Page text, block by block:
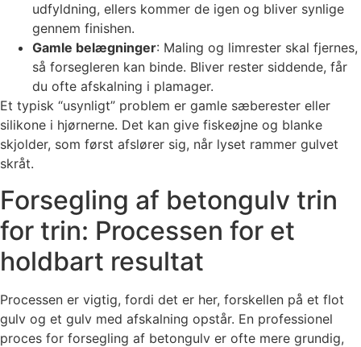
udfyldning, ellers kommer de igen og bliver synlige
gennem finishen.
Gamle belægninger: Maling og limrester skal fjernes,
så forsegleren kan binde. Bliver rester siddende, får
du ofte afskalning i plamager.
Et typisk “usynligt” problem er gamle sæberester eller
silikone i hjørnerne. Det kan give fiskeøjne og blanke
skjolder, som først afslører sig, når lyset rammer gulvet
skråt.
Forsegling af betongulv trin
for trin: Processen for et
holdbart resultat
Processen er vigtig, fordi det er her, forskellen på et flot
gulv og et gulv med afskalning opstår. En professionel
proces for forsegling af betongulv er ofte mere grundig,